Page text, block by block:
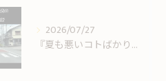
2026/07/27
『夏も悪いコトばかりではない。